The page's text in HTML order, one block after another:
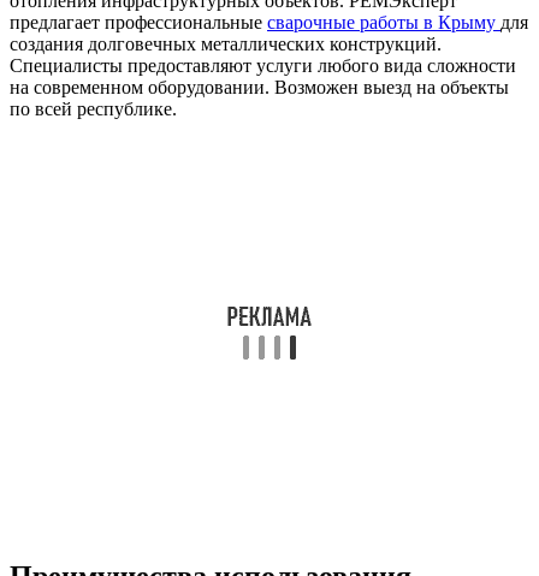
предлагает профессиональные сварочные работы в Крыму для
создания долговечных металлических конструкций.
Специалисты предоставляют услуги любого вида сложности
на современном оборудовании. Возможен выезд на объекты
по всей республике.